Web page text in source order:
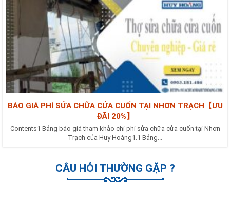
BÁO GIÁ PHÍ SỬA CHỮA CỬA CUỐN TẠI NHƠN TRẠCH【ƯU
ĐÃI 20%】
Contents1 Bảng báo giá tham khảo chi phí sửa chữa cửa cuốn tại Nhơn
Trạch của Huy Hoàng1.1 Bảng...
CÂU HỎI THƯỜNG GẶP ?